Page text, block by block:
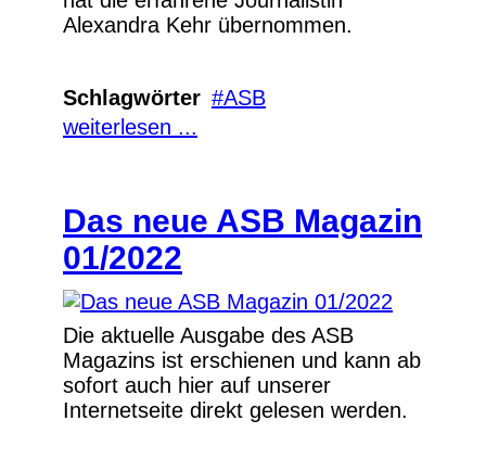
Alexandra Kehr übernommen.
Schlagwörter
ASB
weiterlesen ...
Das neue ASB Magazin
01/2022
Die aktuelle Ausgabe des ASB
Magazins ist erschienen und kann ab
sofort auch hier auf unserer
Internetseite direkt gelesen werden.